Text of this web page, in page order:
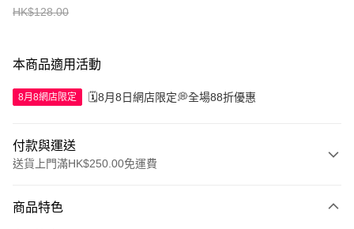
HK$128.00
本商品適用活動
8月8網店限定 🗓️8月8日網店限定💭全場88折優惠
付款與運送
送貨上門滿HK$250.00免運費
信用卡
商品特色